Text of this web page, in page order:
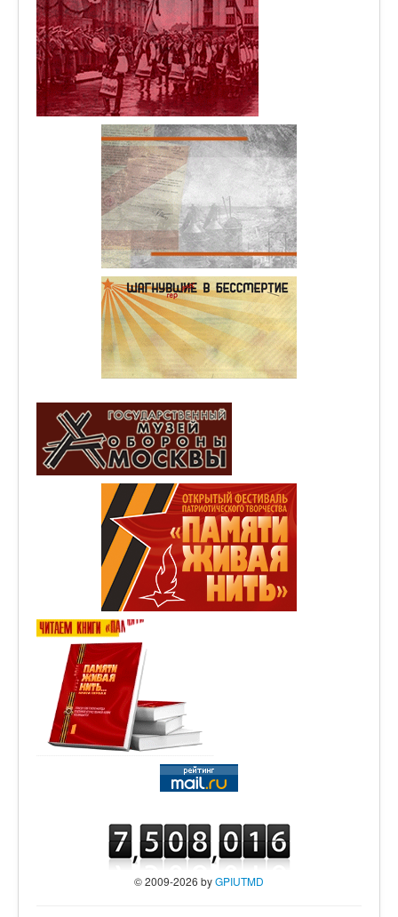
© 2009-2026 byGPIUTMD